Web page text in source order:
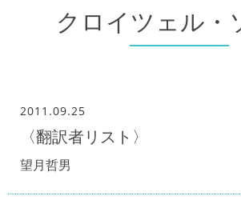
クロイツェル・
2011.09.25
〈翻訳者リスト〉
望月哲男